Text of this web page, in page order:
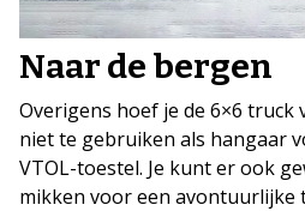
Naar de bergen
Overigens hoef je de 6×6
niet te gebruiken als hangaar
VTOL-toestel. Je kunt er ook
mikken voor een avontuurlijke